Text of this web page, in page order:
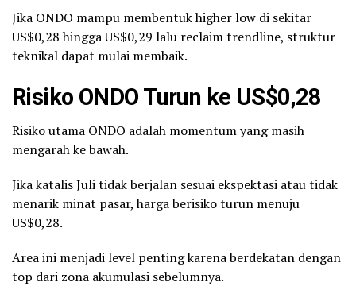
Jika ONDO mampu membentuk higher low di sekitar
US$0,28 hingga US$0,29 lalu reclaim trendline, struktur
teknikal dapat mulai membaik.
Risiko ONDO Turun ke US$0,28
Risiko utama ONDO adalah momentum yang masih
mengarah ke bawah.
Jika katalis Juli tidak berjalan sesuai ekspektasi atau tidak
menarik minat pasar, harga berisiko turun menuju
US$0,28.
Area ini menjadi level penting karena berdekatan dengan
top dari zona akumulasi sebelumnya.